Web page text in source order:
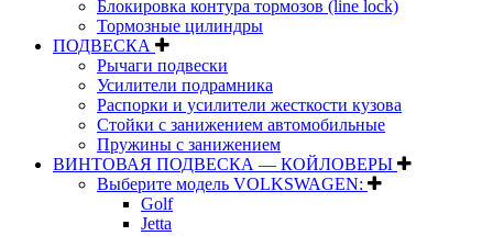
Блокировка контура тормозов (line lock)
Тормозные цилиндры
ПОДВЕСКА
Рычаги подвески
Усилители подрамника
Распорки и усилители жесткости кузова
Стойки с занижением автомобильные
Пружины с занижением
ВИНТОВАЯ ПОДВЕСКА — КОЙЛОВЕРЫ
Выберите модель VOLKSWAGEN:
Golf
Jetta